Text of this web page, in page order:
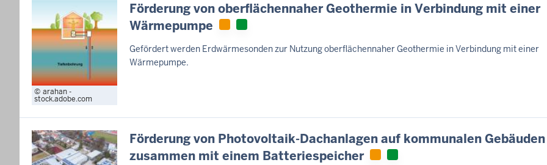
arahan -
stock.adobe.com
Förderung von oberflächennaher Geothermie in Verbindung mit einer
Wärmepumpe
Gefördert werden Erdwärmesonden zur Nutzung oberflächennaher Geothermie in Verbindung mit einer
Wärmepumpe.
Förderung von Photovoltaik-Dachanlagen auf kommunalen Gebäuden
zusammen mit einem Batteriespeicher